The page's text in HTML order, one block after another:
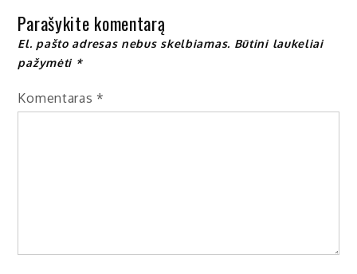
Parašykite komentarą
El. pašto adresas nebus skelbiamas. Būtini laukeliai
pažymėti *
Komentaras *